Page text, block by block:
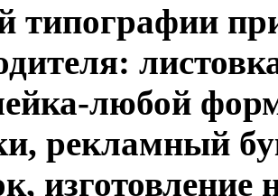
типографии
любой
рекламный